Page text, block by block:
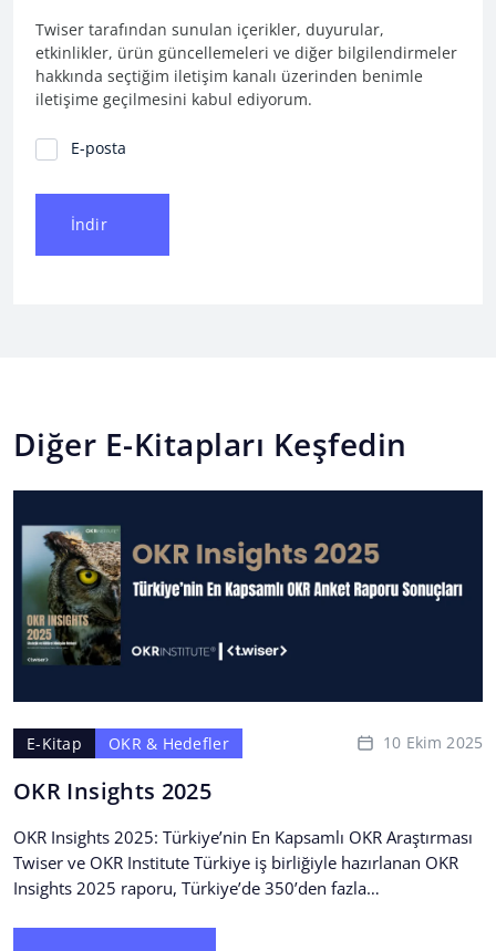
Twiser tarafından sunulan içerikler, duyurular,
etkinlikler, ürün güncellemeleri ve diğer bilgilendirmeler
hakkında seçtiğim iletişim kanalı üzerinden benimle
iletişime geçilmesini kabul ediyorum.
İletişim Tercihleri
E-posta
İndir
Diğer E-Kitapları Keşfedin
E-Kitap OKR & Hedefler 10 Ekim 2025
OKR Insights 2025
OKR Insights 2025: Türkiye’nin En Kapsamlı OKR Araştırması
Twiser ve OKR Institute Türkiye iş birliğiyle hazırlanan OKR
Insights 2025 raporu, Türkiye’de 350’den fazla